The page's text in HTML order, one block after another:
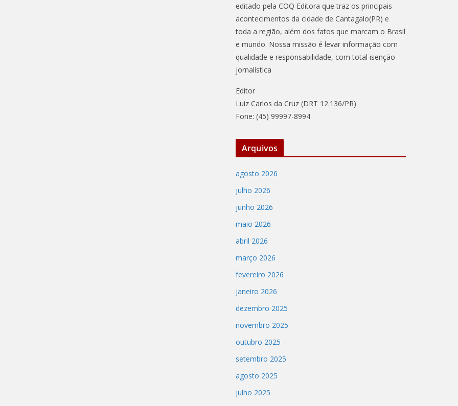
editado pela COQ Editora que traz os principais
acontecimentos da cidade de Cantagalo(PR) e
toda a região, além dos fatos que marcam o Brasil
e mundo. Nossa missão é levar informação com
qualidade e responsabilidade, com total isenção
jornalística
Editor
Luiz Carlos da Cruz (DRT 12.136/PR)
Fone: (45) 99997-8994
Arquivos
agosto 2026
julho 2026
junho 2026
maio 2026
abril 2026
março 2026
fevereiro 2026
janeiro 2026
dezembro 2025
novembro 2025
outubro 2025
setembro 2025
agosto 2025
julho 2025